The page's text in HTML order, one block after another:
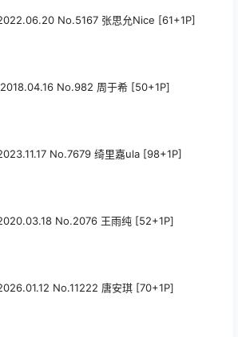
No.5167 张思允Nice [61+1P]
No.982 周于希 [50+1P]
No.7679 绮里嘉ula [98+1P]
No.2076 王雨纯 [52+1P]
No.11222 唐安琪 [70+1P]